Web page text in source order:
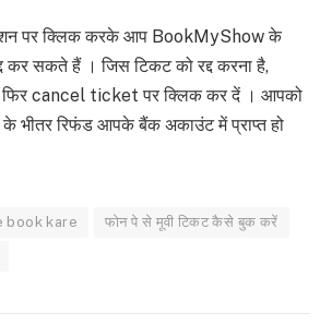
पर क्लिक करके आप BookMyShow के
कर सकते हैं । जिस टिकट को रद्द करना है,
cancel ticket पर क्लिक कर दें । आपको
भीतर रिफंड आपके बैंक अकाउंट में प्राप्त हो
book kare फोन पे से मूवी टिकट कैसे बुक करें